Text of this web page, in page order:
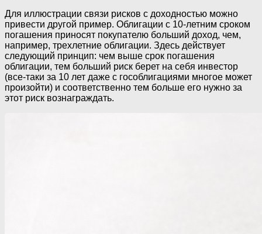
Для иллюстрации связи рисков с доходностью можно
привести другой пример. Облигации с 10-летним сроком
погашения приносят покупателю больший доход, чем,
например, трехлетние облигации. Здесь действует
следующий принцип: чем выше срок погашения
облигации, тем больший риск берет на себя инвестор
(все-таки за 10 лет даже с гособлигациями многое может
произойти) и соответственно тем больше его нужно за
этот риск вознаграждать.